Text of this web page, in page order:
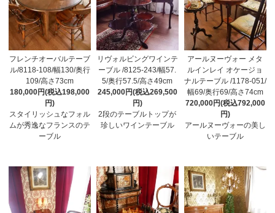
フレンチオーバルテーブ
ル/8118-108/幅130/奥行
109/高さ73cm
180,000円(税込198,000
円)
スタイリッシュなフォル
ムが秀逸なフランスのテ
ーブル
リヴォルビングワインテ
ーブル /8125-243/幅57.
5/奥行57.5/高さ49cm
245,000円(税込269,500
円)
2段のテーブルトップが
珍しいワインテーブル
アールヌーヴォー メタ
ルインレイ オケージョ
ナルテーブル /1178-051/
幅69/奥行69/高さ74cm
720,000円(税込792,000
円)
アールヌーヴォーの美し
いテーブル